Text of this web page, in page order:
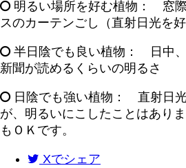
明るい場所を好む植物： 窓
スのカーテンごし（直射日光を好
半日陰でも良い植物： 日中
新聞が読めるくらいの明るさ
日陰でも強い植物： 直射日
が、明るいにこしたことはあり
もＯＫです。
Xでシェア